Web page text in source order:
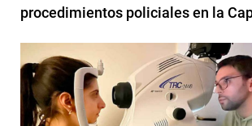
procedimientos policiales en la